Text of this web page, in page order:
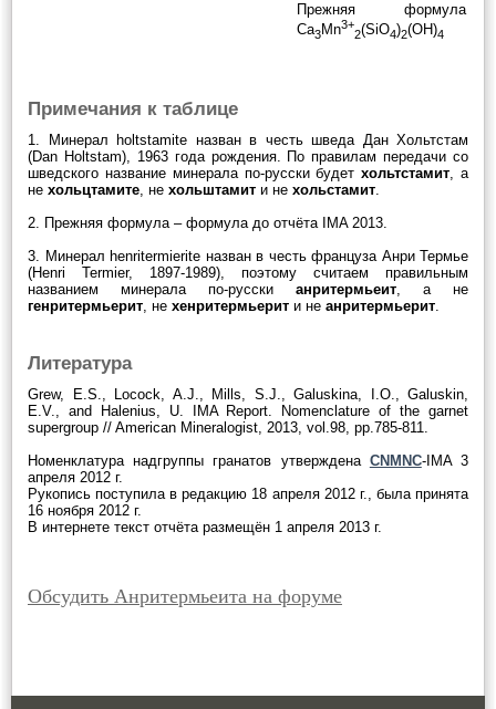
Прежняя формула
Ca3Mn3+
2(SiO4)2(OH)4
Примечания к таблице
1. Минерал holtstamite назван в честь шведа Дан Хольтстам
(Dan Holtstam), 1963 года рождения. По правилам передачи со
шведского название минерала по-русски будетхольтстамит, а
не хольцтамите, не хольштамит и не хольстамит.
2. Прежняя формула – формула до отчёта IMA 2013.
3. Минерал henritermierite назван в честь француза Анри Термье
(Henri Termier, 1897-1989), поэтому считаем правильным
названием минерала по-русски анритермьеит, а не
генритермьерит, не хенритермьерит и не анритермьерит.
Литература
Grew, E.S., Locock, A.J., Mills, S.J., Galuskina, I.O., Galuskin,
E.V., and Halenius, U. IMA Report. Nomenclature of the garnet
supergroup // American Mineralogist, 2013, vol.98, pp.785-811.
Номенклатура надгруппы гранатов утверждена CNMNC-IMA 3
апреля 2012 г.
Рукопись поступила в редакцию 18 апреля 2012 г., была принята
16 ноября 2012 г.
В интернете текст отчёта размещён 1 апреля 2013 г.
Обсудить Анритермьеита на форуме